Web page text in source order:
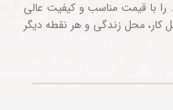
را با قیمت مناسب و کیفیت عالی
محل زندگی و هر نقطه دیگر